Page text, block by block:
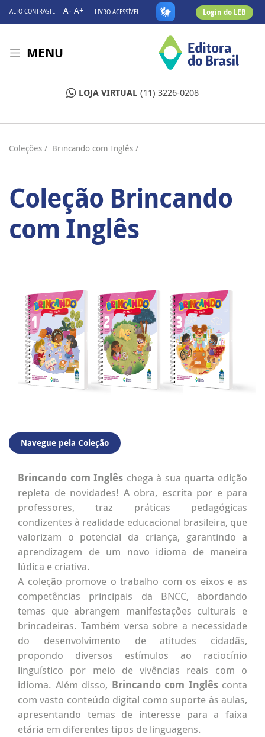
ALTO CONTRASTE A- A+ LIVRO ACESSÍVEL Login do LEB
MENU
LOJA VIRTUAL (11) 3226-0208
Coleções / Brincando com Inglês /
Coleção Brincando
com Inglês
Navegue pela Coleção
Brincando com Inglês chega à sua quarta edição
repleta de novidades! A obra, escrita por e para
professores, traz práticas pedagógicas
condizentes à realidade educacional brasileira, que
valorizam o potencial da criança, garantindo a
aprendizagem de um novo idioma de maneira
lúdica e criativa.
A coleção promove o trabalho com os eixos e as
competências principais da BNCC, abordando
temas que abrangem manifestações culturais e
brincadeiras. Também versa sobre a necessidade
do desenvolvimento de atitudes cidadãs,
propondo diversos estímulos ao raciocínio
linguístico por meio de vivências reais com o
idioma. Além disso, Brincando com Inglêsconta
com vasto conteúdo digital como suporte às aulas,
apresentando temas de interesse para a faixa
etária em diferentes tipos de linguagens.